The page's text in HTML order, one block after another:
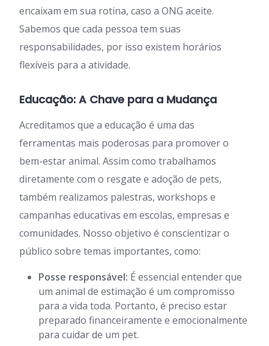
encaixam em sua rotina, caso a ONG aceite.
Sabemos que cada pessoa tem suas
responsabilidades, por isso existem horários
flexíveis para a atividade.
Educação: A Chave para a Mudança
Acreditamos que a educação é uma das
ferramentas mais poderosas para promover o
bem-estar animal. Assim como trabalhamos
diretamente com o resgate e adoção de pets,
também realizamos palestras, workshops e
campanhas educativas em escolas, empresas e
comunidades. Nosso objetivo é conscientizar o
público sobre temas importantes, como:
Posse responsável: É essencial entender que
um animal de estimação é um compromisso
para a vida toda. Portanto, é preciso estar
preparado financeiramente e emocionalmente
para cuidar de um pet.